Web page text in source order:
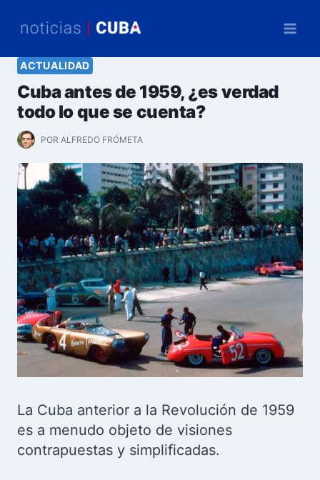
ACTUALIDAD
Cuba antes de 1959, ¿es verdad
todo lo que se cuenta?
POR ALFREDO FRÓMETA
La Cuba anterior a la Revolución de 1959
es a menudo objeto de visiones
contrapuestas y simplificadas.